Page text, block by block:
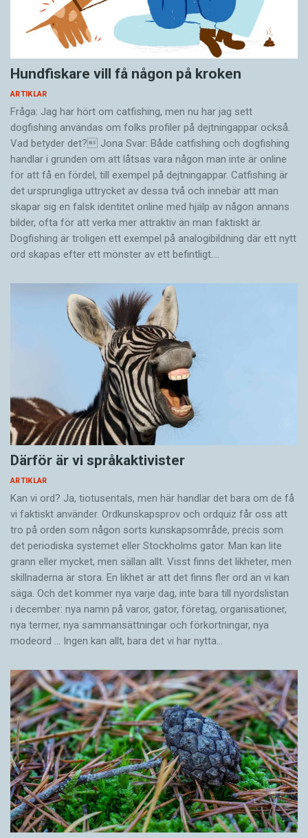
Hundfiskare vill få någon på kroken
ARTIKLAR
Fråga: Jag har hört om catfishing, men nu har jag sett
dogfishing användas om folks profiler på dejtningappar också.
Vad betyder det? Jona Svar: Både catfishing och dogfishing
handlar i grunden om att låtsas vara någon man inte är online
för att få en fördel, till exempel på dejtningappar. Catfishing är
det ursprungliga uttrycket av dessa två och innebär att man
skapar sig en falsk identitet online med hjälp av någon annans
bilder, ofta för att verka mer attraktiv än man faktiskt är.
Dogfishing är troligen ett exempel på analogibildning där ett nytt
ord skapas efter ett mönster av ett befintligt.…
Därför är vi språkaktivister
ARTIKLAR
Kan vi ord? Ja, tiotusentals, men här handlar det bara om de få
vi faktiskt använder. Ordkunskapsprov och ordquiz får oss att
tro på orden som någon sorts kunskapsområde, precis som
det periodiska systemet eller Stockholms gator. Man kan lite
grann eller mycket, men sällan allt. Visst finns det likheter, men
skillnaderna är stora. En likhet är att det finns fler ord än vi kan
säga. Och det kommer nya varje dag, inte bara till nyordslistan
i december: nya namn på varor, gator, företag, organisationer,
nya termer, nya samman­sättningar och förkortningar, nya
modeord … Ingen kan allt, bara det vi har nytta…